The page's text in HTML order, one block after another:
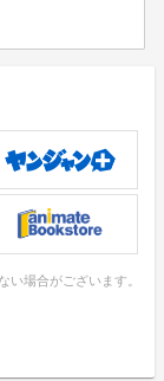
い場合がございます。